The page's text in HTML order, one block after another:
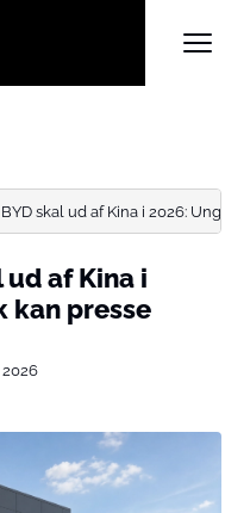
skal ud af Kina i 2026:
ud af Kina i
kan presse
2026